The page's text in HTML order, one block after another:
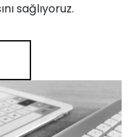
sağlıyoruz.